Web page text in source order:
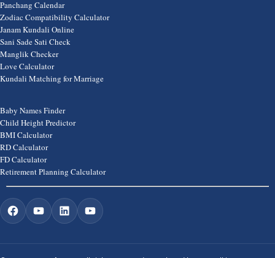
Panchang Calendar
Zodiac Compatibility Calculator
Janam Kundali Online
Sani Sade Sati Check
Manglik Checker
Love Calculator
Kundali Matching for Marriage
Baby Names Finder
Child Height Predictor
BMI Calculator
RD Calculator
FD Calculator
Retirement Planning Calculator